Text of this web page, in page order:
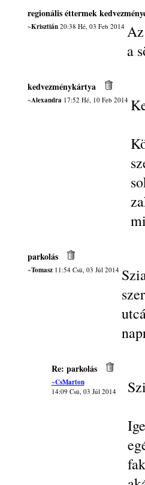
regionális éttermek
~Krisztián20:38 Hé, 03 Feb 2014
a
kedvezménykártya
~Alexandra17:52 Hé, 10 Feb 2014
parkolás
~Tomasz11:54 Csü, 03 Júl 2014
Re: parkolás
~CsMarton
14:09 Csü, 03 Júl 2014